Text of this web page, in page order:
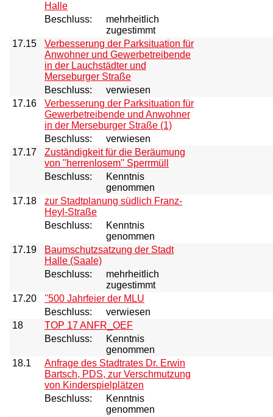
Halle
Beschluss:
mehrheitlich
zugestimmt
17.15
Verbesserung der Parksituation für
Anwohner und Gewerbetreibende
in der Lauchstädter und
Merseburger Straße
Beschluss:
verwiesen
17.16
Verbesserung der Parksituation für
Gewerbetreibende und Anwohner
in der Merseburger Straße (1)
Beschluss:
verwiesen
17.17
Zuständigkeit für die Beräumung
von ''herrenlosem'' Sperrmüll
Beschluss:
Kenntnis
genommen
17.18
zur Stadtplanung südlich Franz-
Heyl-Straße
Beschluss:
Kenntnis
genommen
17.19
Baumschutzsatzung der Stadt
Halle (Saale)
Beschluss:
mehrheitlich
zugestimmt
17.20
''500 Jahrfeier der MLU
Beschluss:
verwiesen
18
TOP 17 ANFR_OEF
Beschluss:
Kenntnis
genommen
18.1
Anfrage des Stadtrates Dr. Erwin
Bartsch, PDS, zur Verschmutzung
von Kinderspielplätzen
Beschluss:
Kenntnis
genommen